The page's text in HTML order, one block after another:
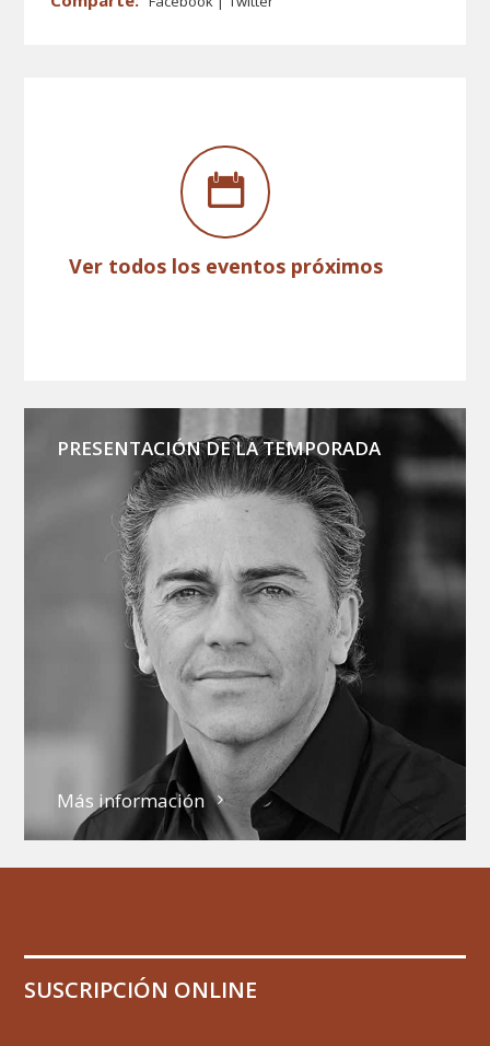
Ver todos los eventos próximos
PRESENTACIÓN DE LA TEMPORADA
Más información
SUSCRIPCIÓN ONLINE